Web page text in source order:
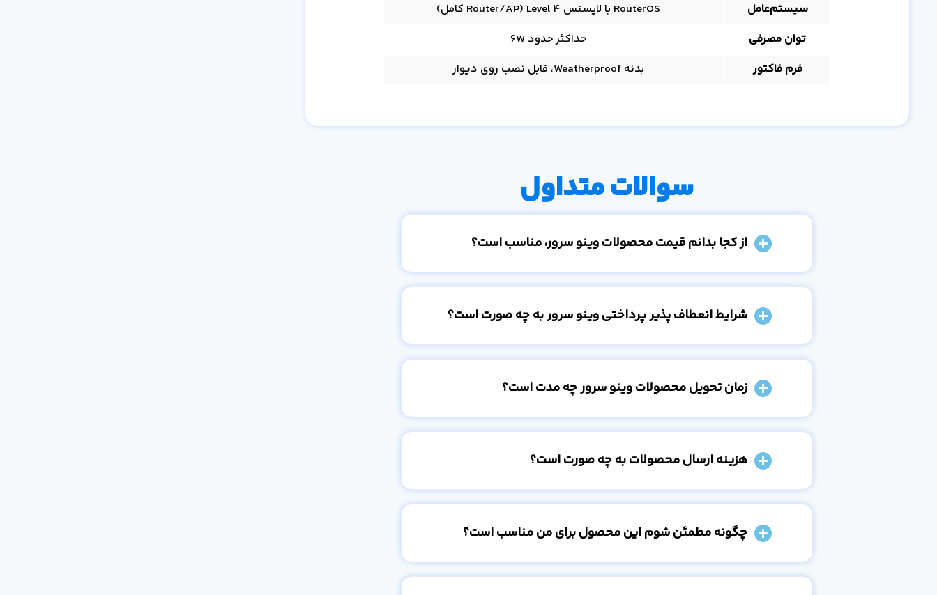
سیستم‌عامل
RouterOS با لایسنس Level 4 (Router/AP کامل)
توان مصرفی
حداکثر حدود 6W
فرم فاکتور
بدنه Weatherproof، قابل نصب روی دیوار
سوالات متداول
از کجا بدانم قیمت محصولات وینو سرور، مناسب است؟
شرایط انعطاف پذیر پرداختی وینو سرور به چه صورت است؟
زمان تحویل محصولات وینو سرور چه مدت است؟
هزینه ارسال محصولات به چه صورت است؟
چگونه مطمئن شوم این محصول برای من مناسب است؟